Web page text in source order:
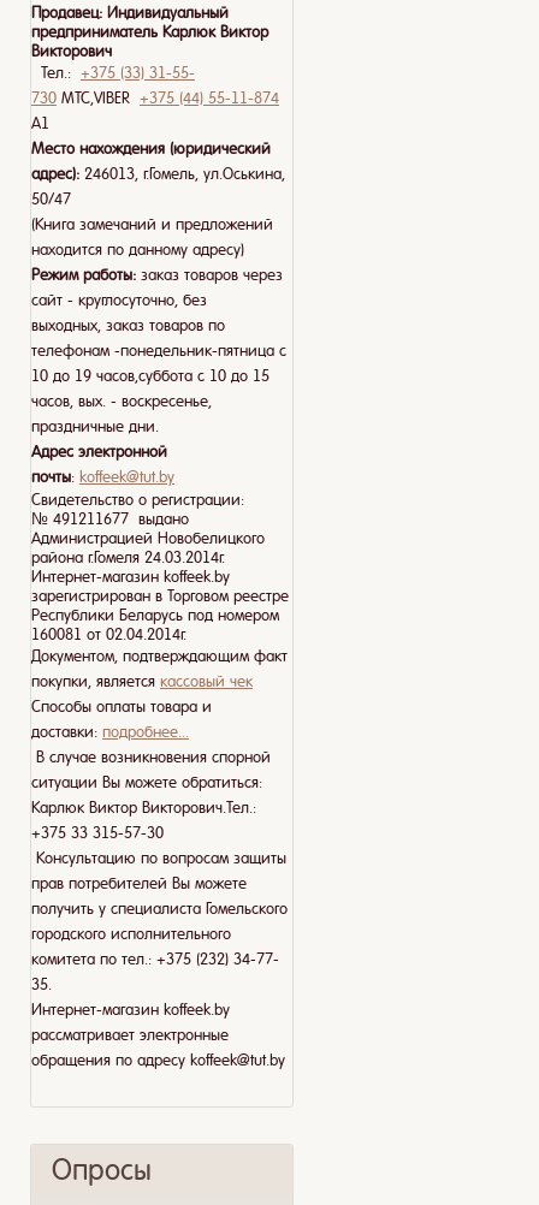
Продавец: Индивидуальный
предприниматель Карлюк Виктор
Викторович
Тел.: +375 (33) 31-55-
730 МТС,VIBER +375 (44) 55-11-874
A1
Место нахождения (юридический
адрес): 246013, г.Гомель, ул.Оськина,
50/47
(Книга замечаний и предложений
находится по данному адресу)
Режим работы: заказ товаров через
сайт - круглосуточно, без
выходных, заказ товаров по
телефонам -понедельник-пятница с
10 до 19 часов,суббота с 10 до 15
часов, вых. - воскресенье,
праздничные дни.
Адрес электронной
почты: koffeek@tut.by
Свидетельство о регистрации:
№ 491211677 выдано
Администрацией Новобелицкого
района г.Гомеля 24.03.2014г.
Интернет-магазин koffeek.by
зарегистрирован в Торговом реестре
Республики Беларусь под номером
160081 от 02.04.2014г.
Документом, подтверждающим факт
покупки, является кассовый чек
Способы оплаты товара и
доставки: подробнее...
В случае возникновения спорной
ситуации Вы можете обратиться:
Карлюк Виктор Викторович.Тел.:
+375 33 315-57-30
Консультацию по вопросам защиты
прав потребителей Вы можете
получить у специалиста Гомельского
городского исполнительного
комитета по тел.: +375 (232) 34-77-
35.
Интернет-магазин koffeek.by
рассматривает электронные
обращения по адресу koffeek@tut.by
Опросы